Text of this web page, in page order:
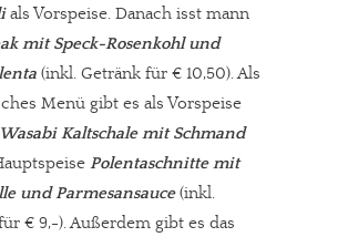
als Vorspeise. Danach isst mann
mit Speck-Rosenkohl und
(inkl. Getränk für € 10,50). Als
Menü gibt es als Vorspeise
Kaltschale mit Schmand
Polentaschnitte mit
und Parmesansauce(inkl.
€ 9,-). Außerdem gibt es das